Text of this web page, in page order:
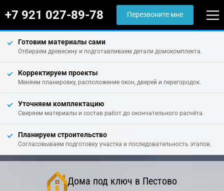
+7 921 027-89-78 Перезвоните мне
Готовим материалы сами
Отбираем древесину и подготавливаем детали домокомплекта.
Корректируем проекты
Меняем планировку, расположение окон, дверей и перегородок.
Уточняем комплектацию
Сверяем материалы и состав работ до окончательного расчёта.
Планируем строительство
Согласовываем подготовку участка и последовательность этапов.
Дома под ключ в Пестово